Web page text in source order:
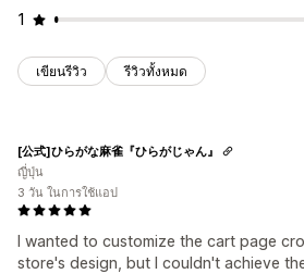
1
เขียนรีวิว รีวิวทั้งหมด
I wanted to customize the cart page
store's design, but I couldn't achieve
[公式]ひらがな麻雀『ひらがじゃん』
ญี่ปุ่น
3 วัน ในการใช้แอป